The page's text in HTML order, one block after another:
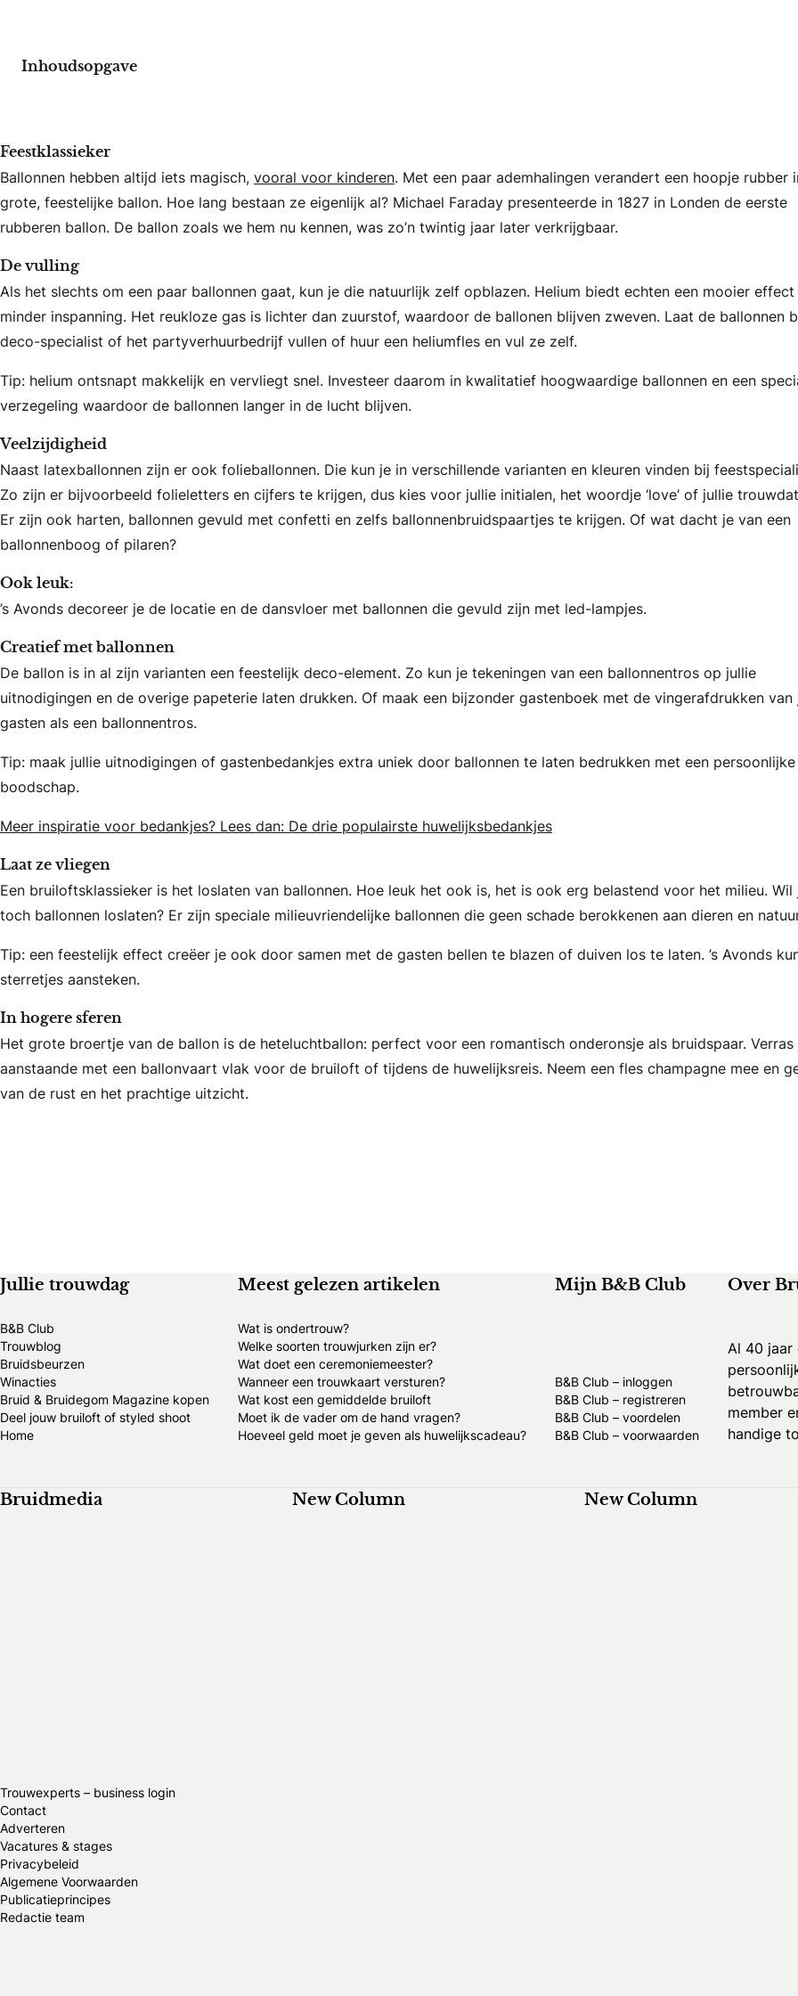
Inhoudsopgave
Feestklassieker
Ballonnen hebben altijd iets magisch, vooral voor kinderen. Met een paar ademhalingen verandert een hoopje rubber
grote, feestelijke ballon. Hoe lang bestaan ze eigenlijk al? Michael Faraday presenteerde in 1827 in Londen de eerste
rubberen ballon. De ballon zoals we hem nu kennen, was zo’n twintig jaar later verkrijgbaar.
De vulling
Als het slechts om een paar ballonnen gaat, kun je die natuurlijk zelf opblazen. Helium biedt echten een mooier effect
minder inspanning. Het reukloze gas is lichter dan zuurstof, waardoor de ballonen blijven zweven. Laat de ballonnen
deco-specialist of het partyverhuurbedrijf vullen of huur een heliumfles en vul ze zelf.
Tip: helium ontsnapt makkelijk en vervliegt snel. Investeer daarom in kwalitatief hoogwaardige ballonnen en een
verzegeling waardoor de ballonnen langer in de lucht blijven.
Veelzijdigheid
Naast latexballonnen zijn er ook folieballonnen. Die kun je in verschillende varianten en kleuren vinden bij
Zo zijn er bijvoorbeeld folieletters en cijfers te krijgen, dus kies voor jullie initialen, het woordje ‘love’ of jullie
Er zijn ook harten, ballonnen gevuld met confetti en zelfs ballonnenbruidspaartjes te krijgen. Of wat dacht je van een
ballonnenboog of pilaren?
Ook leuk:
’s Avonds decoreer je de locatie en de dansvloer met ballonnen die gevuld zijn met led-lampjes.
Creatief met ballonnen
De ballon is in al zijn varianten een feestelijk deco-element. Zo kun je tekeningen van een ballonnentros op jullie
uitnodigingen en de overige papeterie laten drukken. Of maak een bijzonder gastenboek met de vingerafdrukken van
gasten als een ballonnentros.
Tip: maak jullie uitnodigingen of gastenbedankjes extra uniek door ballonnen te laten bedrukken met een persoonlijke
boodschap.
Meer inspiratie voor bedankjes? Lees dan: De drie populairste huwelijksbedankjes
Laat ze vliegen
Een bruiloftsklassieker is het loslaten van ballonnen. Hoe leuk het ook is, het is ook erg belastend voor het milieu. Wil
toch ballonnen loslaten? Er zijn speciale milieuvriendelijke ballonnen die geen schade berokkenen aan dieren en
Tip: een feestelijk effect creëer je ook door samen met de gasten bellen te blazen of duiven los te laten. ’s Avonds
sterretjes aansteken.
In hogere sferen
Het grote broertje van de ballon is de heteluchtballon: perfect voor een romantisch onderonsje als bruidspaar. Verras
aanstaande met een ballonvaart vlak voor de bruiloft of tijdens de huwelijksreis. Neem een fles champagne mee en
van de rust en het prachtige uitzicht.
Jullie trouwdag
B&B Club
Trouwblog
Bruidsbeurzen
Winacties
Bruid & Bruidegom Magazine kopen
Deel jouw bruiloft of styled shoot
Home
Meest gelezen artikelen
Wat is ondertrouw?
Welke soorten trouwjurken zijn er?
Wat doet een ceremoniemeester?
Wanneer een trouwkaart versturen?
Wat kost een gemiddelde bruiloft
Moet ik de vader om de hand vragen?
Hoeveel geld moet je geven als huwelijkscadeau?
Mijn B&B Club
B&B Club – inloggen
B&B Club – registreren
B&B Club – voordelen
B&B Club – voorwaarden
Over
Al 40 jaar
member
handige
Bruidmedia
Trouwexperts – business login
Contact
Adverteren
Vacatures & stages
Privacybeleid
Algemene Voorwaarden
Publicatieprincipes
Redactie team
New Column New Column